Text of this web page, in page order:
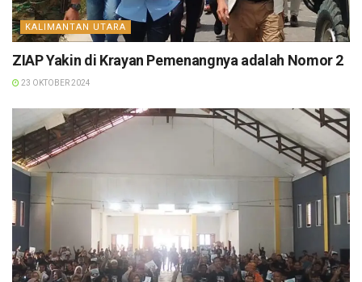
KALIMANTAN UTARA
ZIAP Yakin di Krayan Pemenangnya adalah Nomor 2
23 OKTOBER 2024